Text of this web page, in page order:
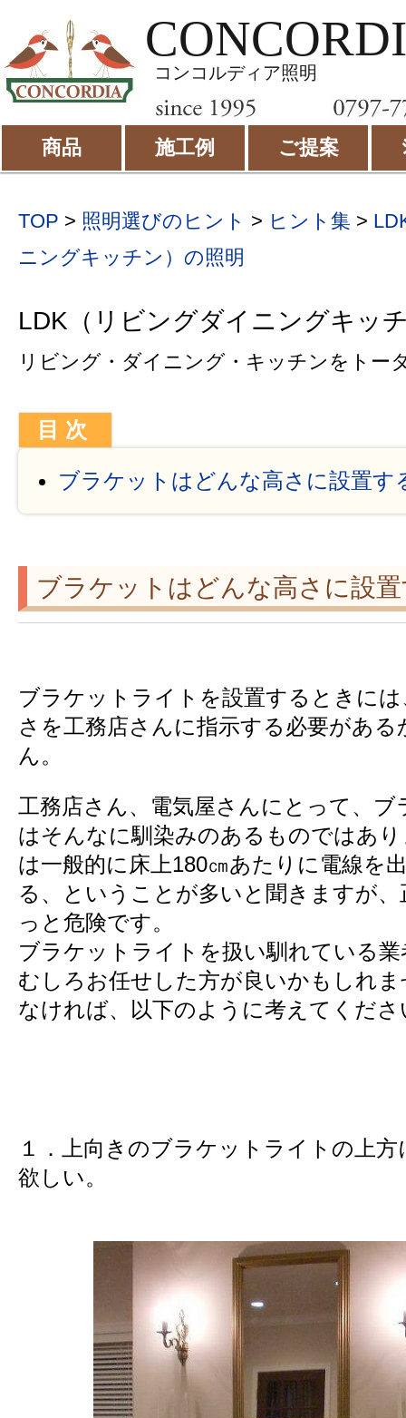
コンコルディア照明
商品 施工例 ご提案
TOP > 照明選びのヒント > ヒント集 >
ニングキッチン）の照明
LDK（リビングダイニングキッ
リビング・ダイニング・キッチンをトー
ブラケットはどんな高さに設置す
ブラケットはどんな高さに設
ブラケットライトを設置するときに
さを工務店さんに指示する必要があ
ん。
工務店さん、電気屋さんにとって、
はそんなに馴染みのあるものではあ
は一般的に床上180㎝あたりに電線を
る、ということが多いと聞きますが
っと危険です。
ブラケットライトを扱い馴れている
むしろお任せした方が良いかもしれ
なければ、以下のように考えてくださ
１．上向きのブラケットライトの上
欲しい。